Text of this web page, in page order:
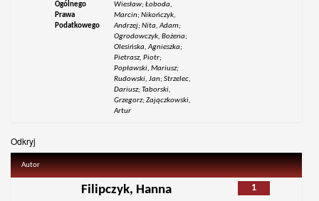
Ogólnego
Prawa
Podatkowego
Wiesław; Łoboda,
Marcin; Nikończyk,
Andrzej; Nita, Adam;
Ogrodowczyk, Bożena;
Olesińska, Agnieszka;
Pietrasz, Piotr;
Popławski, Mariusz;
Rudowski, Jan; Strzelec,
Dariusz; Taborski,
Grzegorz; Zajączkowski,
Artur
Odkryj
Autor
1
Filipczyk, Hanna